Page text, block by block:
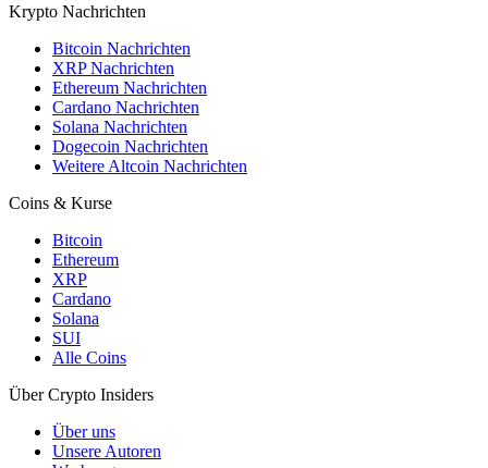
Krypto Nachrichten
Bitcoin Nachrichten
XRP Nachrichten
Ethereum Nachrichten
Cardano Nachrichten
Solana Nachrichten
Dogecoin Nachrichten
Weitere Altcoin Nachrichten
Coins & Kurse
Bitcoin
Ethereum
XRP
Cardano
Solana
SUI
Alle Coins
Über Crypto Insiders
Über uns
Unsere Autoren